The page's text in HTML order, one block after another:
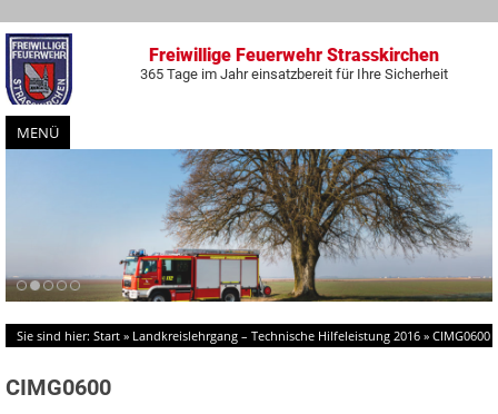
Freiwillige Feuerwehr Strasskirchen
365 Tage im Jahr einsatzbereit für Ihre Sicherheit
MENÜ
Zum
Inhalt
springen
Sie sind hier: Start » Landkreislehrgang – Technische Hilfeleistung 2016 » CIMG0600
CIMG0600